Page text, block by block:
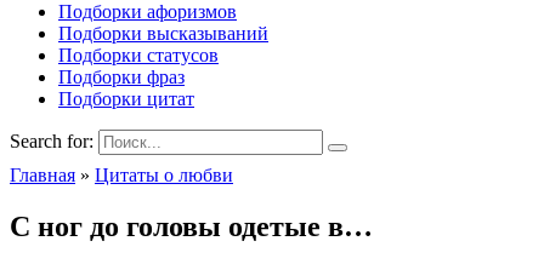
Подборки афоризмов
Подборки высказываний
Подборки статусов
Подборки фраз
Подборки цитат
Search for:
Главная » Цитаты о любви
С ног до головы одетые в…